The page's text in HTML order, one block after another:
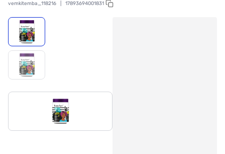
vemkitemba_118216 17893694001831